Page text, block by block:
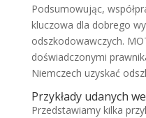
Podsumowując,
kluczowa dla dobrego
odszkodowawczych.
doświadczonymi
Niemczech uzyskać
Przykłady udanych
Przedstawiamy kilka